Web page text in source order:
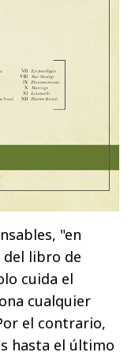
"en
libro de
cuida el
cualquier
el contrario,
hasta el último